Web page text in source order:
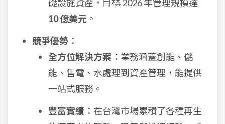
礎設施資產，目標 2026 年管理規模達
10 億美元 。
競爭優勢 ：
全方位解決方案 ：業務涵蓋創能、儲
能、售電、水處理到資產管理，能提供
一站式服務。
豐富實績 ：在台灣市場累積了各種再生